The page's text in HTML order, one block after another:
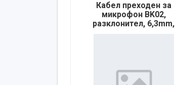
Кабел преходен за
микрофон BK02,
разклонител, 6,3mm,